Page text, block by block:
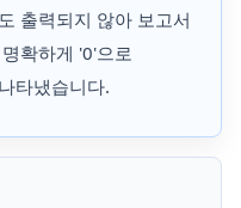
출력되지 않아 보고서
확하게 '0'으로
타냈습니다.